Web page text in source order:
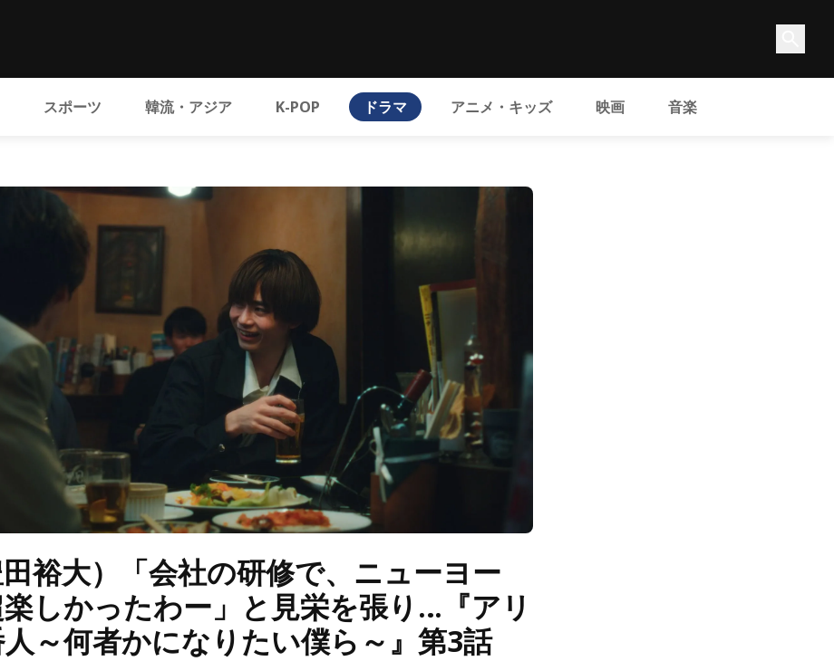
スポーツ 韓流・アジア K-POP ドラマ アニメ・キッズ 映画 音楽
裕大）「会社の研修で、ニューヨー
しかったわー」と見栄を張り…『アリ
～何者かになりたい僕ら～』第3話